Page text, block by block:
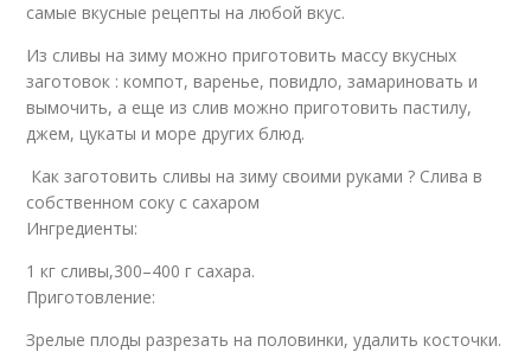
самые вкусные рецепты на любой вкус.
Из сливы на зиму можно приготовить массу вкусных
заготовок : компот, варенье, повидло, замариновать и
вымочить, а еще из слив можно приготовить пастилу,
джем, цукаты и море других блюд.
Как заготовить сливы на зиму своими руками ? Слива в
собственном соку с сахаром
Ингредиенты:
1 кг сливы,300–400 г сахара.
Приготовление:
Зрелые плоды разрезать на половинки, удалить косточки.